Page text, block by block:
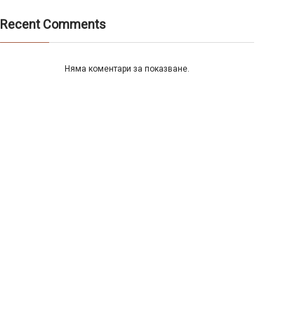
Recent Comments
Няма коментари за показване.